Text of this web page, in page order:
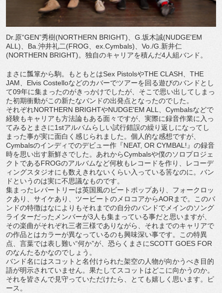
Dr.原“GEN”秀樹(NORTHERN BRIGHT)、G.坂木誠(NUDGE'EM
ALL)、Ba.沖井礼二(FROG、ex.Cymbals)、Vo./G.新井仁
(NORTHERN BRIGHT)。独自のキャリアを積んだ4人組バンド。
まさに瓢箪から駒。もともとはSex PistolsやTHE CLASH、THE
JAM、Elvis Costelloなどのカバーでツアーを回る遊びのバンドとし
て09年に集まったのがきっかけでしたが、そこで思い出してしまっ
た初期衝動がこの新たなバンドの出発点となったのでした。
それぞれNORTHERN BRIGHTやNUDGE'EM ALL、Cymbalsなどで
経験もキャリアも方法論もある面々ですが、実際に録音作業に入っ
てみるとまさに1stアルバムらしい試行錯誤の繰り返しになってし
まった事が実に面白く感じられました。個人的な感想ですが、
Cymbalsのインディでのデビュー作『NEAT, OR CYMBAL!』の録音
時を思い出す新鮮さでした。あれからCymbalsや僕のソロプロジェ
クトであるFROGのアルバムなど何枚もレコードを作り、レコーデ
ィングスタジオにも数えきれないくらい入っている筈なのに。バン
ドというのは実に不思議なものです。
集まったレパートリーは英国風のビートポップあり、フォークロッ
クあり、サイケあり、ツービートのメロコアからAORまで。このバ
ンドの特徴はなによりもそれまでの自分のバンドでメインのソング
ライターだったメンバーが3人も集まっている事だと思いますが、
その楽曲がそれぞれ三者三様でありながら、それまでのキャリアで
の作品とはカラーが異なっているのも興味深い事です。この特異
点、言葉では表し難い“何か”が、恐らくまさにSCOTT GOES FOR
のなんたるかなのでしょう。
バンド名にはスコットと名付けられた架空の人物が向かうべき目的
語が明示されていません。果たしてスコットはどこに向かうのか。
それを皆さんで見守っていただけたら、とても嬉しく思います。ピ
ース。